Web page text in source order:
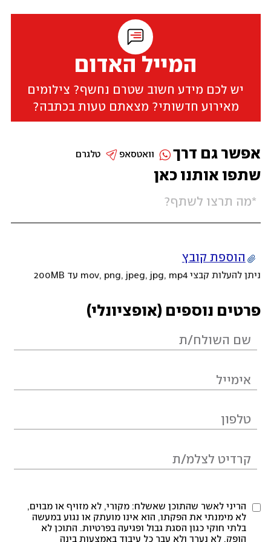
המייל האדום
יש לכם מידע חשוב שטרם נחשף? צילומים
מאירוע חדשותי? מצאתם טעות בכתבה?
שתפו אותנו כאן
הוספת קובץ
ניתן להעלות קבצי mov, png, jpeg, jpg, mp4 עד 200MB
פרטים נוספים (אופציונלי)
הריני לאשר שהתוכן שאשלח: מקורי, לא מזויף או מבוים,
לא מימנתי את הפקתו, הוא אינו מועתק או נגוע במעשה
בלתי חוקי כגון הסגת גבול ופגיעה בפרטיות. התוכן לא
הופק, לא נערך ולא עבר כל עיבוד באמצעות בינה
אפשר גם דרך טלגרם וואטסאפ